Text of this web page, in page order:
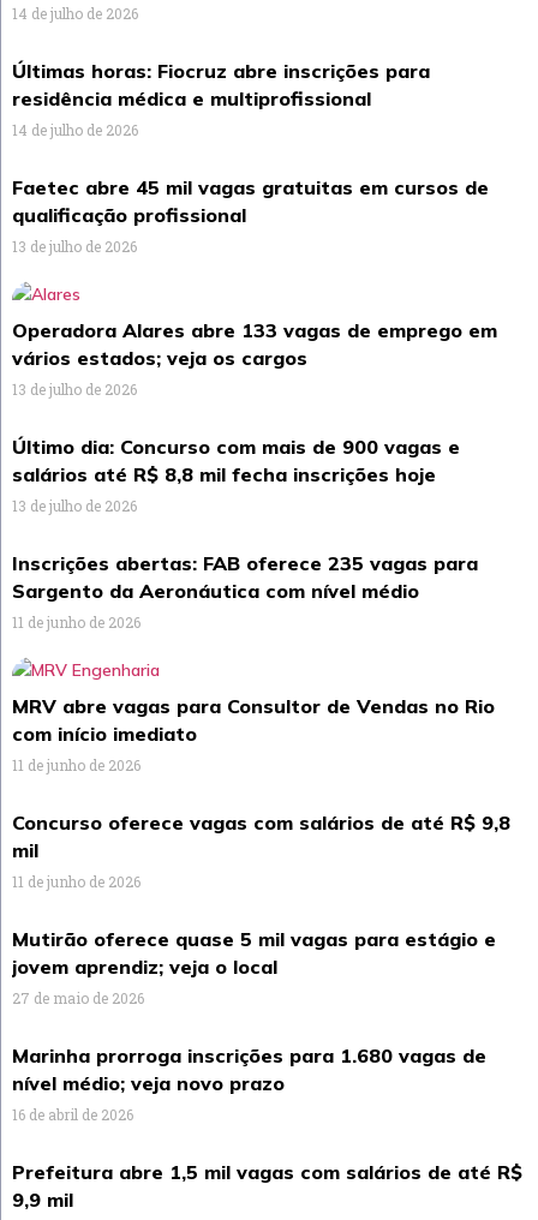
14 de julho de 2026
Últimas horas: Fiocruz abre inscrições para
residência médica e multiprofissional
14 de julho de 2026
Faetec abre 45 mil vagas gratuitas em cursos de
qualificação profissional
13 de julho de 2026
Operadora Alares abre 133 vagas de emprego em
vários estados; veja os cargos
13 de julho de 2026
Último dia: Concurso com mais de 900 vagas e
salários até R$ 8,8 mil fecha inscrições hoje
13 de julho de 2026
Inscrições abertas: FAB oferece 235 vagas para
Sargento da Aeronáutica com nível médio
11 de junho de 2026
MRV abre vagas para Consultor de Vendas no Rio
com início imediato
11 de junho de 2026
Concurso oferece vagas com salários de até R$ 9,8
mil
11 de junho de 2026
Mutirão oferece quase 5 mil vagas para estágio e
jovem aprendiz; veja o local
27 de maio de 2026
Marinha prorroga inscrições para 1.680 vagas de
nível médio; veja novo prazo
16 de abril de 2026
Prefeitura abre 1,5 mil vagas com salários de até R$
9,9 mil